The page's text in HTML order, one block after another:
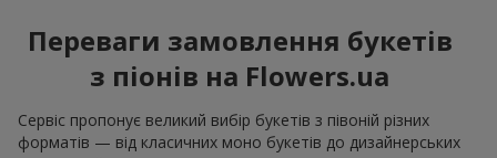
Переваги замовлення букетів
з піонів на Flowers.ua
Сервіс пропонує великий вибір букетів з півоній різних
форматів — від класичних моно букетів до дизайнерських